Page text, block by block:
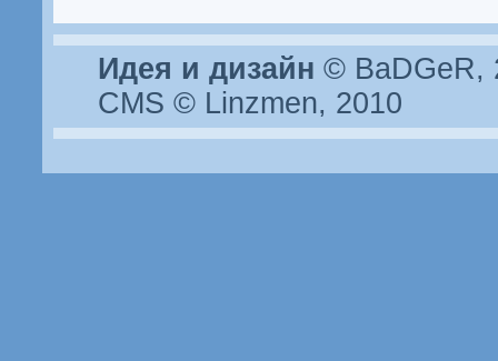
Идея и дизайн © BaDGeR,
CMS © Linzmen, 2010